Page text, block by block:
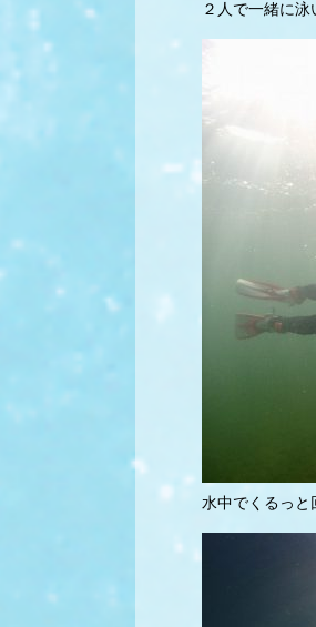
２人で一緒に
水中でくるっと